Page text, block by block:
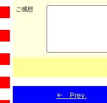
ご感想
← Prev.